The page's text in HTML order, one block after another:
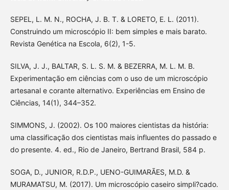
SEPEL, L. M. N., ROCHA, J. B. T. & LORETO, E. L. (2011).
Construindo um microscópio II: bem simples e mais barato.
Revista Genética na Escola, 6(2), 1-5.
SILVA, J. J., BALTAR, S. L. S. M. & BEZERRA, M. L. M. B.
Experimentação em ciências com o uso de um microscópio
artesanal e corante alternativo. Experiências em Ensino de
Ciências, 14(1), 344–352.
SIMMONS, J. (2002). Os 100 maiores cientistas da história:
uma classificação dos cientistas mais influentes do passado e
do presente. 4. ed., Rio de Janeiro, Bertrand Brasil, 584 p.
SOGA, D., JUNIOR, R.D.P., UENO-GUIMARÃES, M.D. &
MURAMATSU, M. (2017). Um microscópio caseiro simpli?cado.